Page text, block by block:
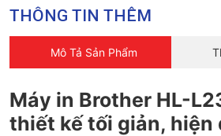
THÔNG TIN THÊM
Mô Tả Sản Phẩm
Máy in Brother HL-
thiết kế tối giản, hiện